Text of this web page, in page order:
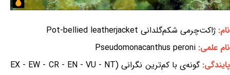
نام: ژاکت‌چرمی شکم‌گلدانی Pot-bellied leatherjacket
نام علمی: Pseudomonacanthus peroni
پایندگی:
گونه‌ی با کم‌ترین نگرانی (EX - EW - CR - EN - VU - NT